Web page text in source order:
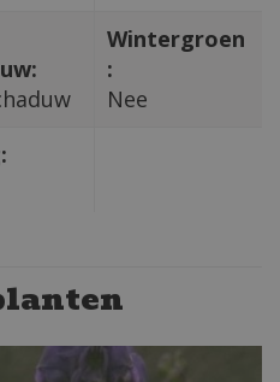
Wintergroen
:
Nee